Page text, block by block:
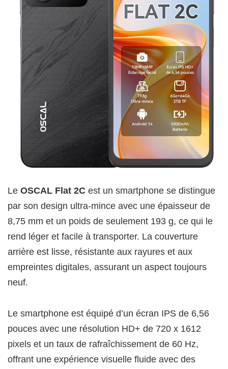
Le OSCAL Flat 2C est un smartphone se distingue
par son design ultra-mince avec une épaisseur de
8,75 mm et un poids de seulement 193 g, ce qui le
rend léger et facile à transporter. La couverture
arrière est lisse, résistante aux rayures et aux
empreintes digitales, assurant un aspect toujours
neuf.
Le smartphone est équipé d’un écran IPS de 6,56
pouces avec une résolution HD+ de 720 x 1612
pixels et un taux de rafraîchissement de 60 Hz,
offrant une expérience visuelle fluide avec des